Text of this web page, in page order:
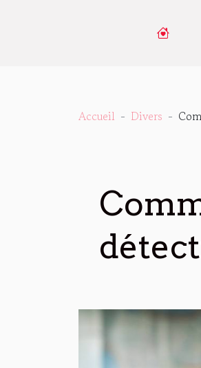
Accueil Divers